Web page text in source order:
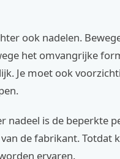
ook nadelen.
het omvangrijke
Je moet ook
nadeel is de beperkte
de fabrikant. Totdat
ervaren.